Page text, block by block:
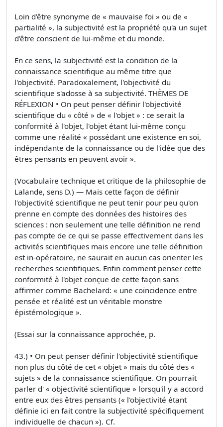
Loin d'être synonyme de « mauvaise foi » ou de «
partialité », la subjectivité est la propriété qu'a un sujet
d'être conscient de lui-même et du monde.
En ce sens, la subjectivité est la condition de la
connaissance scientifique au même titre que
l'objectivité. Paradoxalement, l'objectivité du
scientifique s'adosse à sa subjectivité. THÈMES DE
RÉFLEXION • On peut penser définir l'objectivité
scientifique du « côté » de « l'objet » : ce serait la
conformité à l'objet, l'objet étant lui-même conçu
comme une réalité « possédant une existence en soi,
indépendante de la connaissance ou de l'idée que des
êtres pensants en peuvent avoir ».
(Vocabulaire technique et critique de la philosophie de
Lalande, sens D.) — Mais cette façon de définir
l'objectivité scientifique ne peut tenir pour peu qu'on
prenne en compte des données des histoires des
sciences : non seulement une telle définition ne rend
pas compte de ce qui se passe effectivement dans les
activités scientifiques mais encore une telle définition
est in-opératoire, ne saurait en aucun cas orienter les
recherches scientifiques. Enfin comment penser cette
conformité à l'objet conçue de cette façon sans
affirmer comme Bachelard: « une coïncidence entre
pensée et réalité est un véritable monstre
épistémologique ».
(Essai sur la connaissance approchée, p.
43.) • On peut penser définir l'objectivité scientifique
non plus du côté de cet « objet » mais du côté des «
sujets » de la connaissance scientifique. On pourrait
parler d' « objectivité scientifique » lorsqu'il y a accord
entre eux des êtres pensants (« l'objectivité étant
définie ici en fait contre la subjectivité spécifiquement
individuelle de chacun »). Cf.